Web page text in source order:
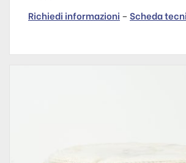
Richiedi informazioni – Scheda